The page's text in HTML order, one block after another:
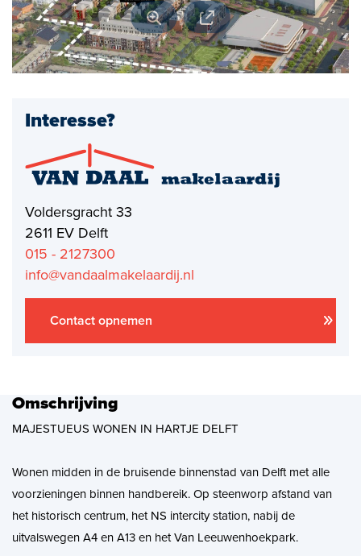
Huis kopen
Exclusief wonen
Bedrijfshuisvesting
Taxaties
Verhuren
Aankoopmakelaar nieuwbouw
Hypotheekadvies
Projectadvies
Energielabel
Ons Team
Klantbeoordelingen
Vacatures
Interesse?
Voldersgracht 33
2611 EV Delft
015 - 2127300
info@vandaalmakelaardij.nl
Contact opnemen
Omschrijving
MAJESTUEUS WONEN IN HARTJE DELFT
Wonen midden in de bruisende binnenstad van Delft met alle
voorzieningen binnen handbereik. Op steenworp afstand van
het historisch centrum, het NS intercity station, nabij de
uitvalswegen A4 en A13 en het Van Leeuwenhoekpark.